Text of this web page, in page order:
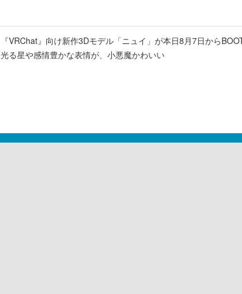
『VRChat』向け新作3Dモデル「ニュイ」が本日8月7日から
光る星や感情豊かな表情が、小悪魔かわいい